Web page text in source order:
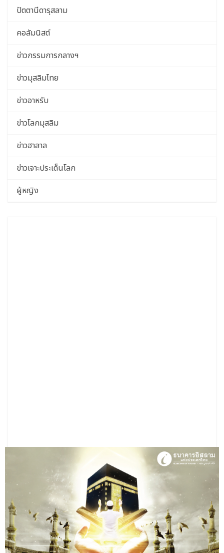
ปัตตานีดารุสลาม
คอลัมนิสต์
ข่าวกรรมการกลางฯ
ข่าวมุสลิมไทย
ข่าวอาหรับ
ข่าวโลกมุสลิม
ข่าวฮาลาล
ข่าวเจาะประเด็นโลก
ผู้หญิง